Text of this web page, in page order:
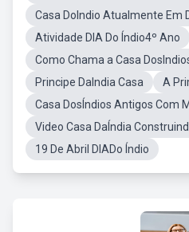
Casa DoIndio Atualmente Em
Atividade DIA Do Índio4º Ano
Como Chama a Casa
Principe DaIndia Casa
A
Casa DosÍndios Antigos Com
Video Casa DaÍndia
19 De Abril DIADo Índio